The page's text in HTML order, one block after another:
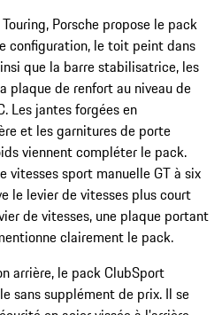
Porsche propose le pack
configuration, le toit peint dans
que la barre stabilisatrice, les
plaque de renfort au niveau de
Les jantes forgées en
et les garnitures de porte
viennent compléter le pack.
vitesses sport manuelle GT à six
le levier de vitesses plus court
de vitesses, une plaque portant
clairement le pack.
arrière, le pack ClubSport
sans supplément de prix. Il se